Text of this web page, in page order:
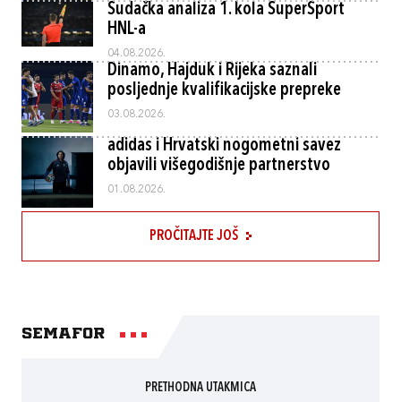
Sudačka analiza 1. kola SuperSport
HNL-a
04.08.2026.
Dinamo, Hajduk i Rijeka saznali
posljednje kvalifikacijske prepreke
03.08.2026.
adidas i Hrvatski nogometni savez
objavili višegodišnje partnerstvo
01.08.2026.
PROČITAJTE JOŠ
Semafor
PRETHODNA UTAKMICA